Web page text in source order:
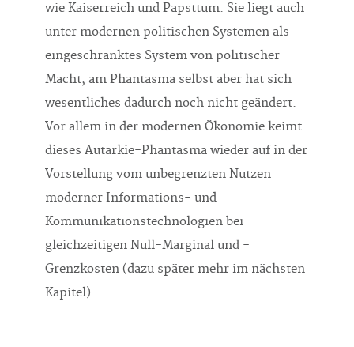
wie Kaiserreich und Papsttum. Sie liegt auch
unter modernen politischen Systemen als
eingeschränktes System von politischer
Macht, am Phantasma selbst aber hat sich
wesentliches dadurch noch nicht geändert.
Vor allem in der modernen Ökonomie keimt
dieses Autarkie-Phantasma wieder auf in der
Vorstellung vom unbegrenzten Nutzen
moderner Informations- und
Kommunikationstechnologien bei
gleichzeitigen Null-Marginal und -
Grenzkosten (dazu später mehr im nächsten
Kapitel).